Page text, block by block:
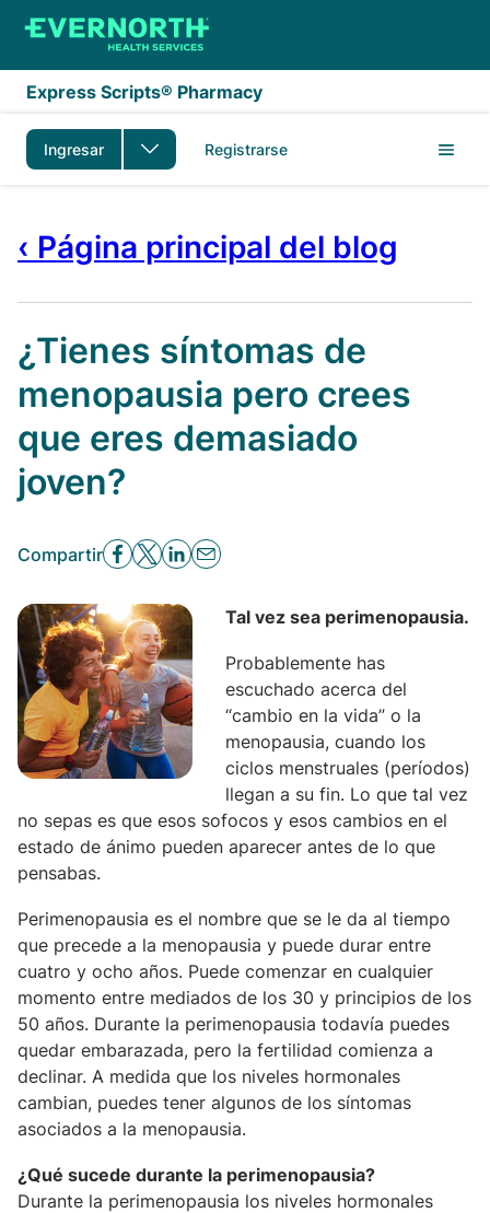
Saltar al contenido principal
Express Scripts® Pharmacy
Ingresar Registrarse
‹ Página principal del blog
¿Tienes síntomas de
menopausia pero crees
que eres demasiado
joven?
Compartir
Tal vez sea perimenopausia.
Probablemente has
escuchado acerca del
“cambio en la vida” o la
menopausia, cuando los
ciclos menstruales (períodos)
llegan a su fin. Lo que tal vez
no sepas es que esos sofocos y esos cambios en el
estado de ánimo pueden aparecer antes de lo que
pensabas.
Perimenopausia es el nombre que se le da al tiempo
que precede a la menopausia y puede durar entre
cuatro y ocho años. Puede comenzar en cualquier
momento entre mediados de los 30 y principios de los
50 años. Durante la perimenopausia todavía puedes
quedar embarazada, pero la fertilidad comienza a
declinar. A medida que los niveles hormonales
cambian, puedes tener algunos de los síntomas
asociados a la menopausia.
¿Qué sucede durante la perimenopausia?
Durante la perimenopausia los niveles hormonales